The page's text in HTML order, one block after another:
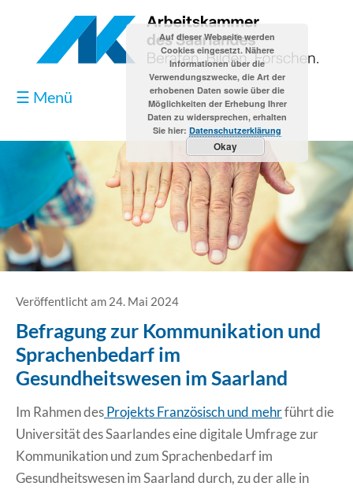
☰ Menü
Blog
Kontakt
Datenschutzerklärung
Erklärung Barrierefreiheit
Veröffentlicht am 24. Mai 2024
Befragung zur Kommunikation und
Sprachenbedarf im
Gesundheitswesen im Saarland
Im Rahmen desProjekts Französisch und mehrführt die
Universität des Saarlandes eine digitale Umfrage zur
Kommunikation und zum Sprachenbedarf im
Gesundheitswesen im Saarland durch, zu der alle in
Auf dieser Webseite werden
Cookies eingesetzt. Nähere
Informationen über die
Verwendungszwecke, die Art der
erhobenen Daten sowie über die
Möglichkeiten der Erhebung Ihrer
Daten zu widersprechen, erhalten
Sie hier: Datenschutzerklärung
Okay